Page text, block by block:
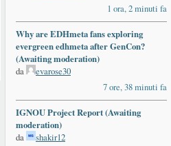
1 ora, 2 minuti fa
Why are EDHmeta fans exploring
evergreen edhmeta after GenCon?
(Awaiting moderation)
da
evarose30
7 ore, 38 minuti fa
IGNOU Project Report (Awaiting
moderation)
da
shakir12